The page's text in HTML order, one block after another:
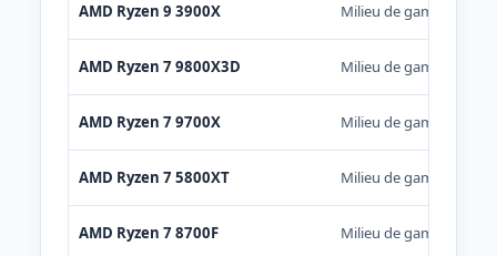
AMD Ryzen 9 3900X Milieu de gamme
AMD Ryzen 7 9800X3D Milieu de gamme
AMD Ryzen 7 9700X Milieu de gamme
AMD Ryzen 7 5800XT Milieu de gamme
AMD Ryzen 7 8700F Milieu de gamme